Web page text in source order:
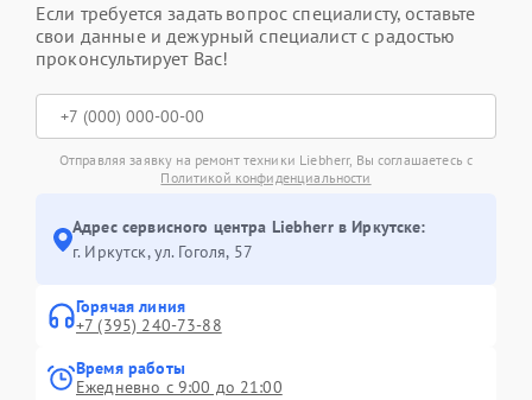
Если требуется задать вопрос специалисту, оставьте
свои данные и дежурный специалист с радостью
проконсультирует Вас!
Отправляя заявку на ремонт техники Liebherr, Вы соглашаетесь с
Политикой конфиденциальности
Адрес сервисного центра Liebherr в Иркутске:
г. Иркутск, ул. ​Гоголя, 57
Горячая линия
+7 (395) 240-73-88
Время работы
Ежедневно с 9:00 до 21:00